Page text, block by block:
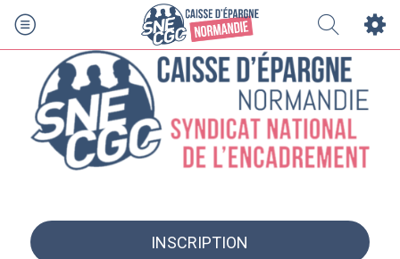
INSCRIPTION